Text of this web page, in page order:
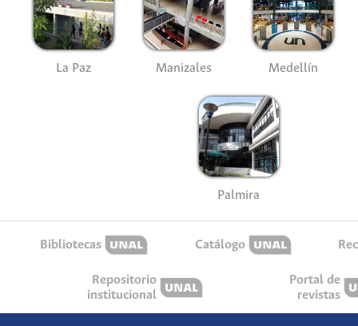
La Paz Manizales Medellín
Palmira
Bibliotecas Catálogo
Repositorio
institucional
Portal de
revistas